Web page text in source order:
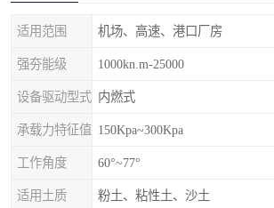
适用范围 机场、高速、港口厂房
强夯能级 1000kn.m-25000
设备驱动型式 内燃式
承载力特征值 150Kpa~300Kpa
工作角度 60°~77°
适用土质 粉土、粘性土、沙土